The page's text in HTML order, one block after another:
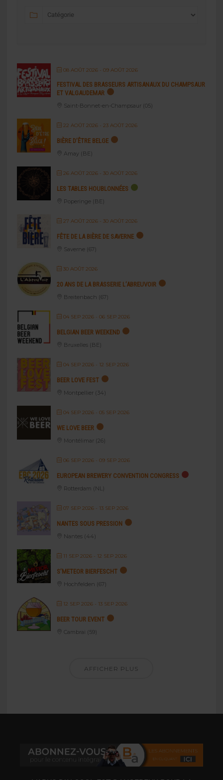
08 AOÛT 2026- 09 AOÛT 2026
FESTIVAL DES BRASSEURS ARTISANAUX DU CHAMPSAUR
ET VALGAUDEMAR
Saint-Bonnet-en-Champsaur (05)
22 AOÛT 2026- 23 AOÛT 2026
BIÈRE D’ÊTRE BELGE
Amay (BE)
26 AOÛT 2026- 30 AOÛT 2026
LES TABLES HOUBLONNÉES
Poperinge (BE)
27 AOÛT 2026- 30 AOÛT 2026
FÊTE DE LA BIÈRE DE SAVERNE
Saverne (67)
30 AOÛT 2026
20 ANS DE LA BRASSERIE L’ABREUVOIR
Breitenbach (67)
04 SEP 2026- 06 SEP 2026
BELGIAN BEER WEEKEND
Bruxelles (BE)
04 SEP 2026- 12 SEP 2026
BEER LOVE FEST
Montpellier (34)
04 SEP 2026- 05 SEP 2026
WE LOVE BEER
Montélimar (26)
06 SEP 2026- 09 SEP 2026
EUROPEAN BREWERY CONVENTION CONGRESS
Rotterdam (NL)
07 SEP 2026- 13 SEP 2026
NANTES SOUS PRESSION
Nantes (44)
11 SEP 2026- 12 SEP 2026
S’METEOR BIERFESCHT
Hochfelden (67)
12 SEP 2026- 13 SEP 2026
BEER TOUR EVENT
Cambrai (59)
AFFICHER PLUS